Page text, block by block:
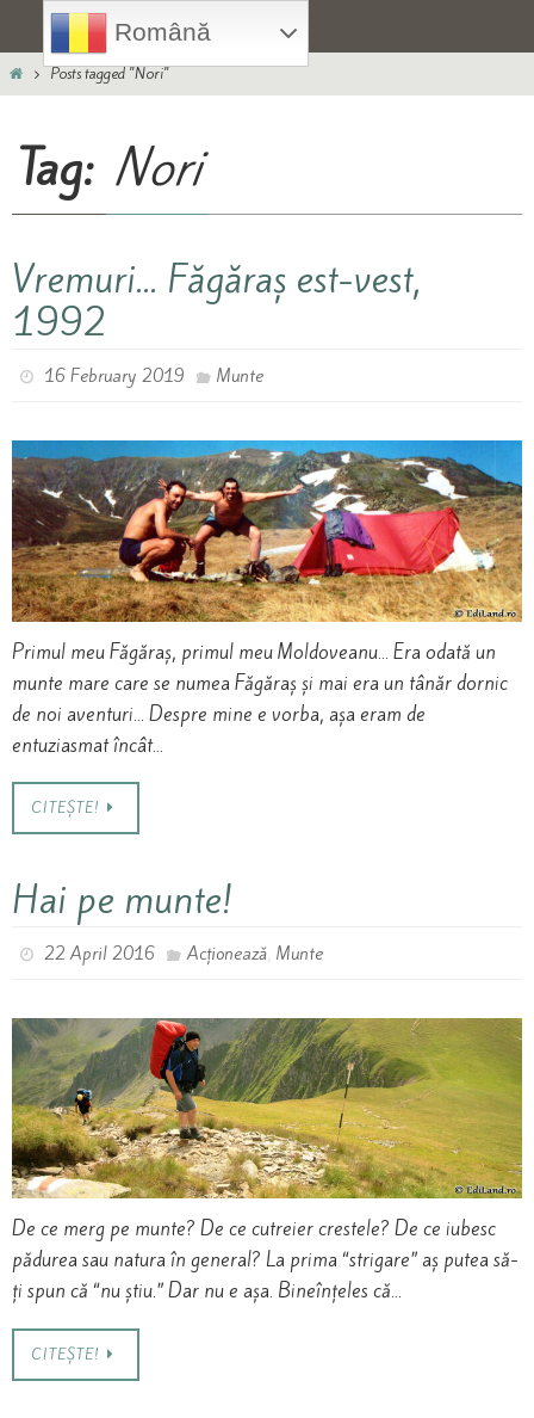
content
HomePosts tagged "Nori"
Tag: Nori
Vremuri… Făgăraș est-vest,
1992
16 February 2019 Munte
Primul meu Făgăraș, primul meu Moldoveanu… Era odată un
munte mare care se numea Făgăraș și mai era un tânăr dornic
de noi aventuri… Despre mine e vorba, așa eram de
entuziasmat încât…
CITEȘTE!
Hai pe munte!
22 April 2016 Acționează, Munte
De ce merg pe munte? De ce cutreier crestele? De ce iubesc
pădurea sau natura în general? La prima “strigare” aș putea să-
ți spun că “nu știu.” Dar nu e așa. Bineînțeles că…
CITEȘTE!
Română